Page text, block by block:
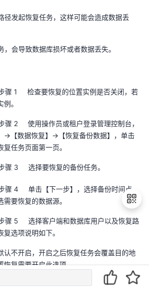
发起恢复任务，这样可能会造成数据丢
会导致数据库损坏或者数据丢失。
复的位置实例是否关闭，若
。
员或租户登录管理控制台，
→【数据恢复】→【恢复备份数据】，单击
复任务页面第一页。
恢复的备份任务。
一步】，选择备份时间点，
要恢复的数据源。
户端和数据库用户以及恢复路
选项说明如下。
认不开启，开启之后恢复任务会覆盖目的地
恢复需要开启此选项。
启之后任务执行后会自动启动实例，否则实